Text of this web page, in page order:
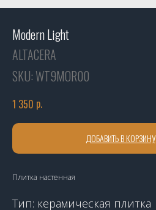
Modern Light
ALTACERA
SKU: WT9MOR00
1 350 р.
ДОБАВИТЬ В КОРЗИНУ
Плитка настенная
Тип: керамическая плитка